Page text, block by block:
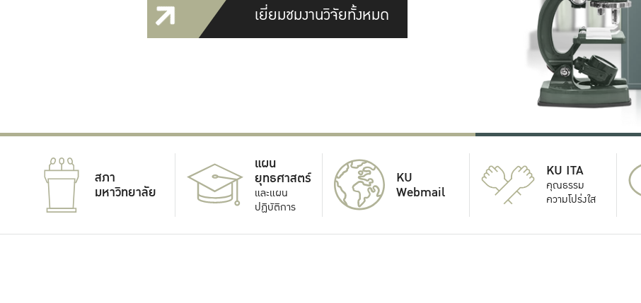
เยี่ยมชมงานวิจัยทั้งหมด
สภา
มหาวิทยาลัย
แผน
ยุทธศาสตร์
และแผน
ปฏิบัติการ
KU
Webmail
KU ITA
คุณธรรม
ความโปร่งใส